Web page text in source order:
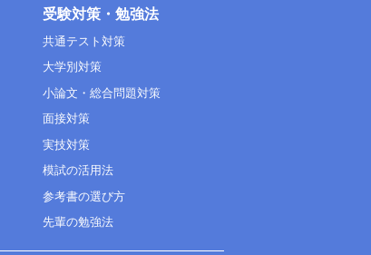
受験対策・勉強法
共通テスト対策
大学別対策
小論文・総合問題対策
面接対策
実技対策
模試の活用法
参考書の選び方
先輩の勉強法